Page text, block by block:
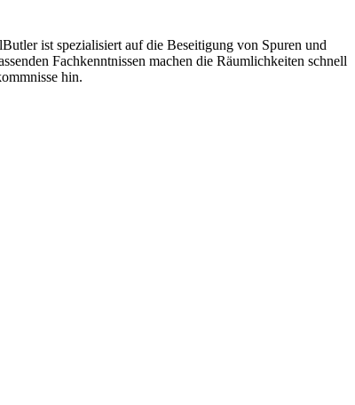
ist spezialisiert auf die Beseitigung von Spuren und
Fachkenntnissen machen die Räumlichkeiten schnell
hin.